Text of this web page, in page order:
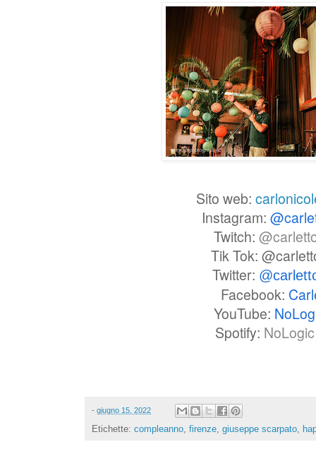
Sito web:
Instagram:
Twitch:
Tik Tok:
Twitter:
Facebook:
YouTube:
Spotify:
- giugno 15, 2022
Etichette: compleanno, firenze, giuseppe scarpato,